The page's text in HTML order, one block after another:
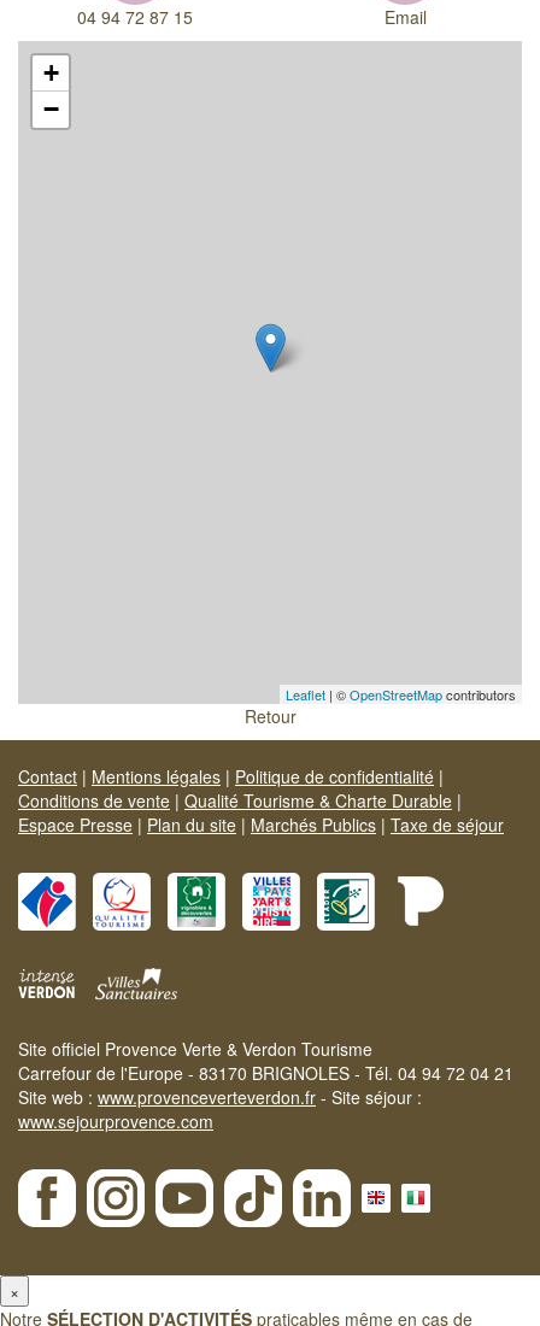
04 94 72 87 15 Email
+
−
Leaflet | ©OpenStreetMapcontributors
Retour
Contact | Mentions légales | Politique de confidentialité |
Conditions de vente | Qualité Tourisme & Charte Durable |
Espace Presse | Plan du site | Marchés Publics | Taxe de séjour
Site officiel Provence Verte & Verdon Tourisme
Carrefour de l'Europe - 83170 BRIGNOLES - Tél. 04 94 72 04 21
Site web : www.provenceverteverdon.fr - Site séjour :
www.sejourprovence.com
×
Notre SÉLECTION D'ACTIVITÉS praticables même en cas de